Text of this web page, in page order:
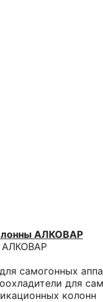
АЛКОВАР
АЛКОВАР
самогонных
для
колонн